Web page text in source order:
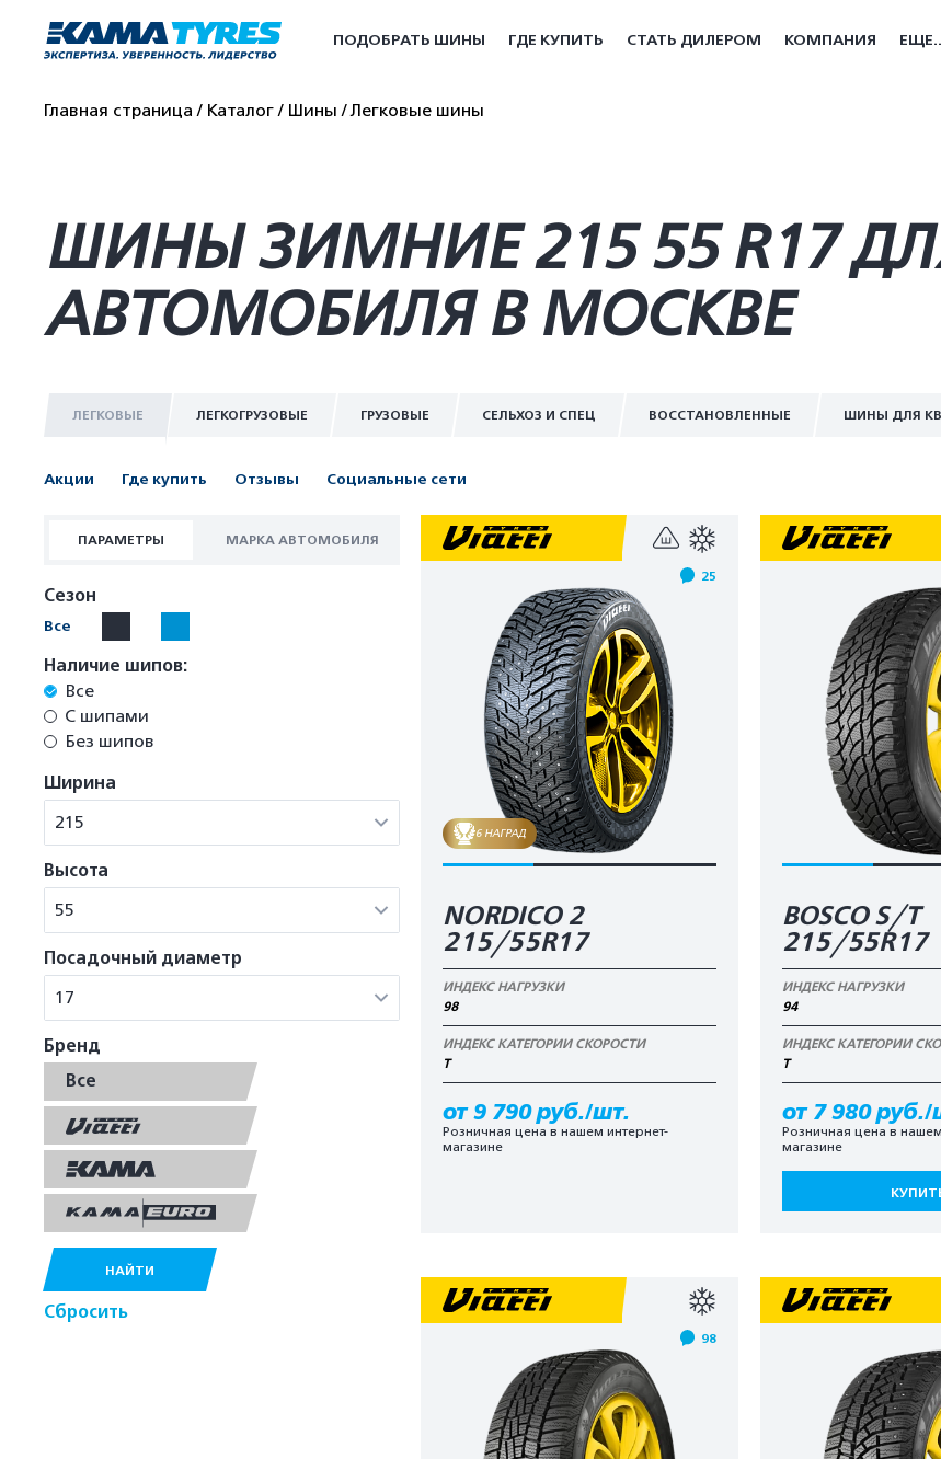
ПОДОБРАТЬ ШИНЫ ГДЕ КУПИТЬ СТАТЬ ДИЛЕРОМ КОМПАНИЯ
Главная страница Каталог Шины Легковые шины
ШИНЫ ЗИМНИЕ 215 55 R17
АВТОМОБИЛЯ В МОСКВЕ
ЛЕГКОВЫЕ ЛЕГКОГРУЗОВЫЕ ГРУЗОВЫЕ СЕЛЬХОЗ И СПЕЦ ВОССТАНОВЛЕННЫЕ ШИНЫ ДЛЯ
Акции Где купить Отзывы Социальные сети
ПАРАМЕТРЫ МАРКА АВТОМОБИЛЯ
Сезон
Все
Наличие шипов:
Все
С шипами
Без шипов
Ширина
215
Высота
55
Посадочный диаметр
17
Бренд
Все
НАЙТИ
Сбросить
25
6 НАГРАД
NORDICO 2
215/55R17
ИНДЕКС НАГРУЗКИ
98
ИНДЕКС КАТЕГОРИИ СКОРОСТИ
T
от 9 790 руб./шт.
Розничная цена в нашем интернет-
магазине
BOSCO S/T
215/55R17
ИНДЕКС НАГРУЗКИ
94
ИНДЕКС КАТЕГОРИИ
T
от 7 980 руб./
Розничная цена в
магазине
98